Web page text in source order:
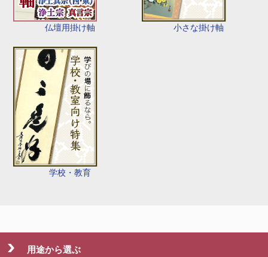
仏壇用掛け軸 小さな掛け軸
学校・教育
用途から選ぶ